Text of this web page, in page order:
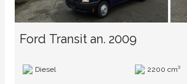
Ford Transit an. 2009
Diesel 2200 cm³